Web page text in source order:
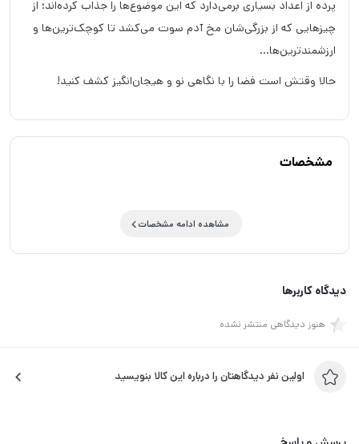
پرده از اعداد بسیاری برمی‌دارد که این موضوع‌ها را جذاب کرده‌اند؛ از
چیزهایی که از بزرگی‌شان مخ آدم سوت می‌کشد تا کوچک‌ترین‌ها و
ارزشمندترین‌ها…
حالا وقتش است فضا را با نگاهی نو و هیجان‌انگیز کشف کنید!
مشخصات
مشاهده ادامه مشخصات
دیدگاه کاربرها
هنوز دیدگاهی منتشر نشده
اولین نفر دیدگاهتان را درباره این کالا بنویسید